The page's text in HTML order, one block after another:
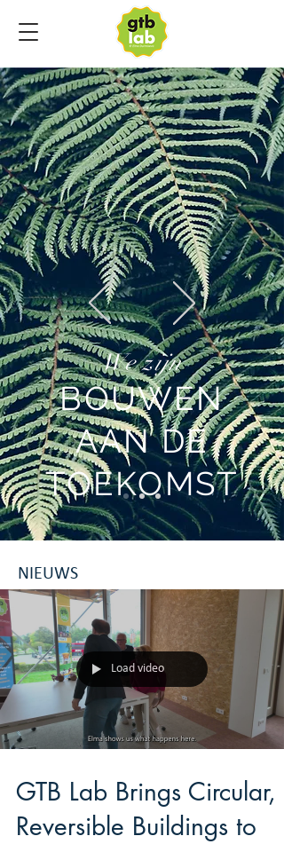
We zijn
BOUWEN
AAN DE
TOEKOMST
NIEUWS
Load video
GTB Lab Brings Circular,
Reversible Buildings to